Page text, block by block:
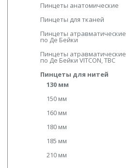
Пинцеты анатомические
Пинцеты для тканей
Пинцеты атравматические
по Де Бейки
Пинцеты атравматические
по Де Бейки VITCON, ТВС
Пинцеты для нитей
130 мм
150 мм
160 мм
180 мм
185 мм
210 мм